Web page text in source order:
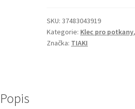
SKU:37483043919
Kategorie: Klec pro potkany,
Značka: TIAKI
Popis